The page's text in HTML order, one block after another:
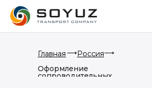
Главная⟶Россия⟶
Оформление
сопроводительных